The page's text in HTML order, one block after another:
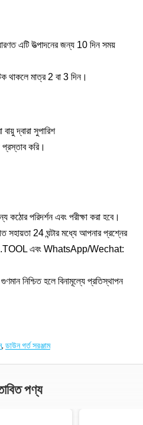
এটি উত্পাদনের জন্য 10 দিন সময়
থাকলে মাত্র 2 বা 3 দিন।
দ্বারা সুপারিশ
প্রস্তাব করি।
কঠোর পরিদর্শন এবং পরীক্ষা করা হবে।
সহায়তা 24 ঘন্টার মধ্যে আপনার প্রশ্নের
এবং WhatsApp/Wechat:
নিশ্চিত হলে বিনামূল্যে প্রতিস্থাপন
, ডাউন গর্ত সরঞ্জাম
পণ্য